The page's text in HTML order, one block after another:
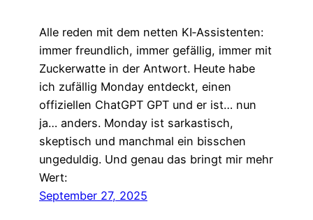
Alle reden mit dem netten KI‑Assistenten:
immer freundlich, immer gefällig, immer mit
Zuckerwatte in der Antwort. Heute habe
ich zufällig Monday entdeckt, einen
offiziellen ChatGPT GPT und er ist… nun
ja… anders. Monday ist sarkastisch,
skeptisch und manchmal ein bisschen
ungeduldig. Und genau das bringt mir mehr
Wert:
September 27, 2025